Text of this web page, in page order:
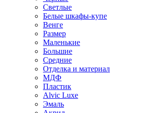
Светлые
Белые шкафы-купе
Венге
Размер
Маленькие
Большие
Средние
Отделка и материал
МДФ
Пластик
Alvic Luxe
Эмаль